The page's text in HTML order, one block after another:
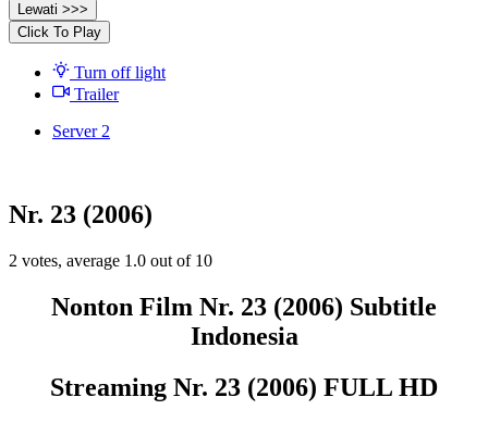
Lewati >>>
Click To Play
Turn off light
Trailer
Server 2
Nr. 23 (2006)
2 votes, average 1.0 out of 10
Nonton Film Nr. 23 (2006) Subtitle
Indonesia
Streaming Nr. 23 (2006) FULL HD